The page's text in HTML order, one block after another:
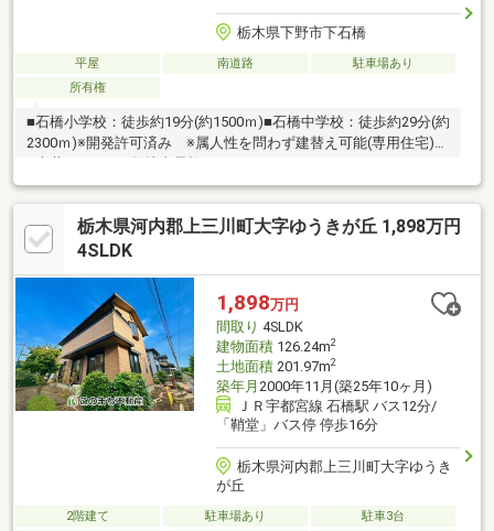
栃木県下野市下石橋
平屋 南道路
駐車場あり
所有権
■石橋小学校：徒歩約19分(約1500ｍ)■石橋中学校：徒歩約29分(約
2300ｍ)※開発許可済み ※属人性を問わず建替え可能(専用住宅)
栃木県河内郡上三川町大字ゆうきが丘 1,898万円
4SLDK
1,898万円
間取り 4SLDK
建物面積126.24m2
土地面積201.97m2
築年月 2000年11月(築25年10ヶ月)
ＪＲ宇都宮線 石橋駅 バス12分/
「鞘堂」バス停 停歩16分
栃木県河内郡上三川町大字ゆうき
が丘
2階建て 駐車場あり
駐車3台